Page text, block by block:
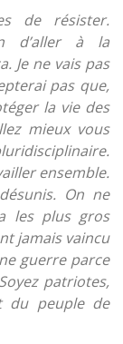
de résister.
d’aller à la
Je ne vais pas
pas que,
la vie des
mieux vous
ensemble.
On ne
les plus gros
jamais vaincu
guerre parce
patriotes,
du peuple de